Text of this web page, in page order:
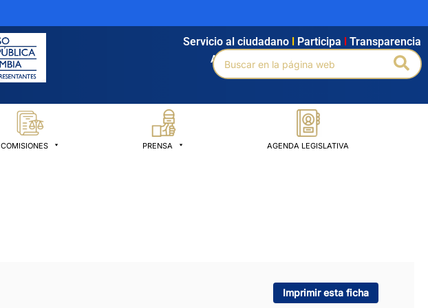
Agendamiento Intranet Búsqueda avanzada
Servicio al ciudadano Participa Transparencia
Buscar
por:
COMISIONES PRENSA AGENDA LEGISLATIVA
Imprimir esta ficha